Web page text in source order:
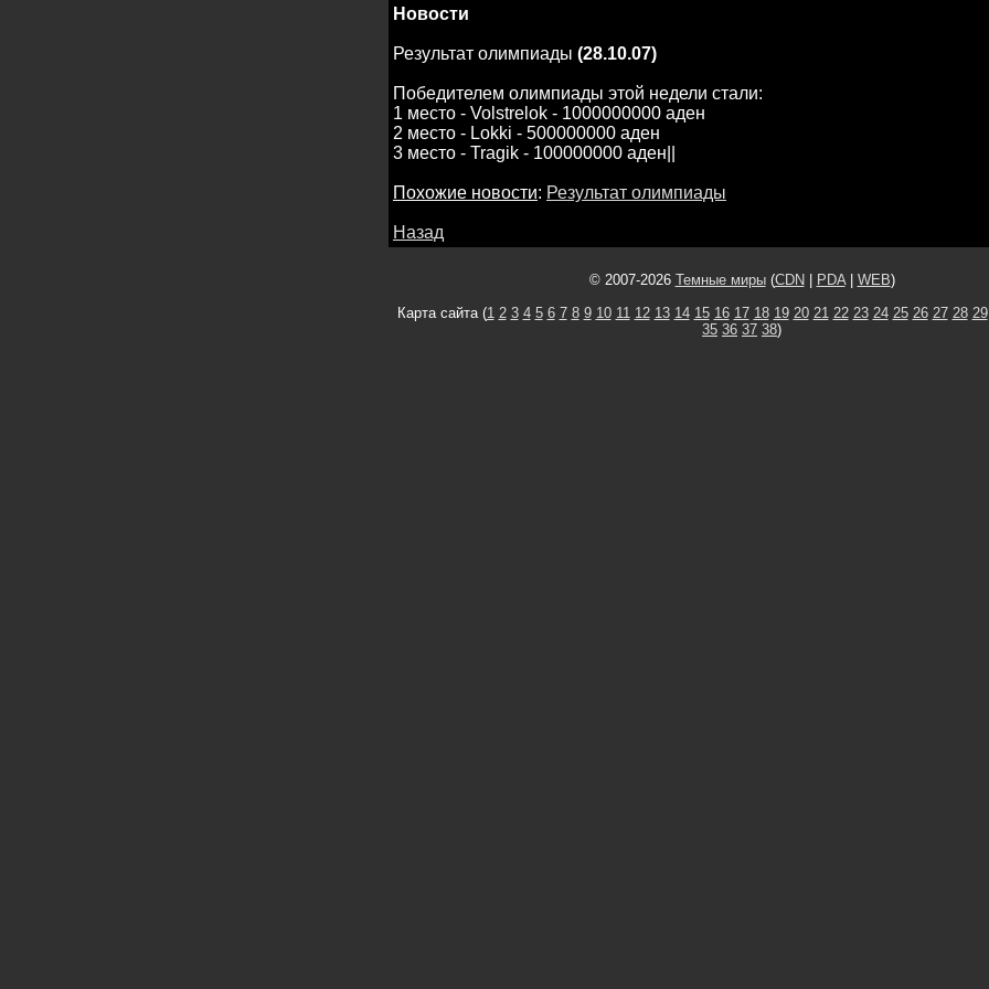
Новости
Результат олимпиады (28.10.07)
Победителем олимпиады этой недели стали:
1 место - Volstrelok - 1000000000 аден
2 место - Lokki - 500000000 аден
3 место - Tragik - 100000000 аден||
Похожие новости: Результат олимпиады
Назад
© 2007-2026 Темные миры(CDN PDA| WEB)
Карта сайта (1 2 3 4 5 6 7 8 9 10 11 12 13 14 15 16 17 18 19 20 21 22 23 24 25 26 27 28 29
35 36 37 38)